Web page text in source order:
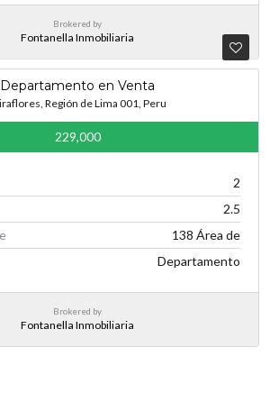
Brokered by
Fontanella Inmobiliaria
Departamento en Venta
Región de Lima 001, Peru
229,000
2
2.5
138 Área de
Departamento
Brokered by
Fontanella Inmobiliaria